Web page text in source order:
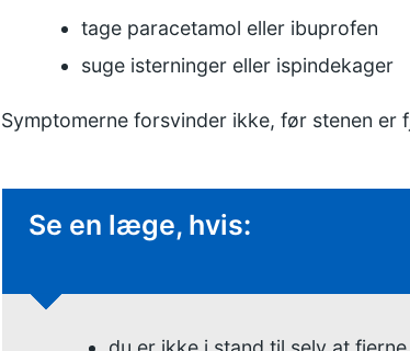
tage paracetamol eller ibuprofen
suge isterninger eller ispindekager
Symptomerne forsvinder ikke, før stenen er
Ikke-presserende rådgivning:
Se en læge, hvis: